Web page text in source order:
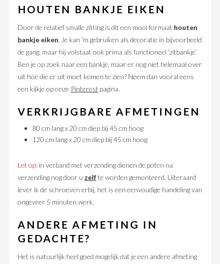
HOUTEN BANKJE EIKEN
Door de relatief smalle zitting is dit een mooi formaat houten
bankje eiken. Je kan ‘m gebruiken als decoratie in bijvoorbeeld
de gang, maar hij volstaat ook prima als functioneel ‘zitbankje’.
Ben je op zoek naar een bankje, maar er nog niet helemaal over
uit hoe die er uit moet komen te zien? Neem dan vooral eens
een kijkje op onze Pinterest pagina.
VERKRIJGBARE AFMETINGEN
80 cm lang x 20 cm diep bij 45 cm hoog
120 cm lang x 20 cm diep bij 45 cm hoog
Let op: in verband met verzending dienen de poten na
verzending nog door u zelfte worden gemonteerd. Uiteraard
lever ik de schroeven erbij, het is een eenvoudige handeling van
ongeveer 5 minuten werk.
ANDERE AFMETING IN
GEDACHTE?
Het is natuurlijk heel goed mogelijk dat je een andere afmeting